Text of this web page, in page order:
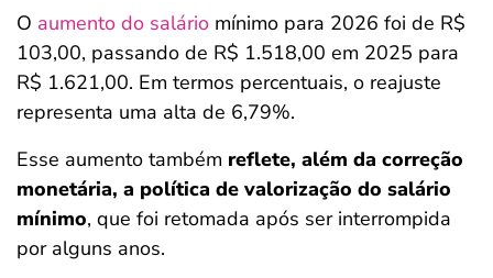
O aumento do salário mínimo para 2026 foi de R$
103,00, passando de R$ 1.518,00 em 2025 para
R$ 1.621,00. Em termos percentuais, o reajuste
representa uma alta de 6,79%.
Esse aumento também reflete, além da correção
monetária, a política de valorização do salário
mínimo, que foi retomada após ser interrompida
por alguns anos.